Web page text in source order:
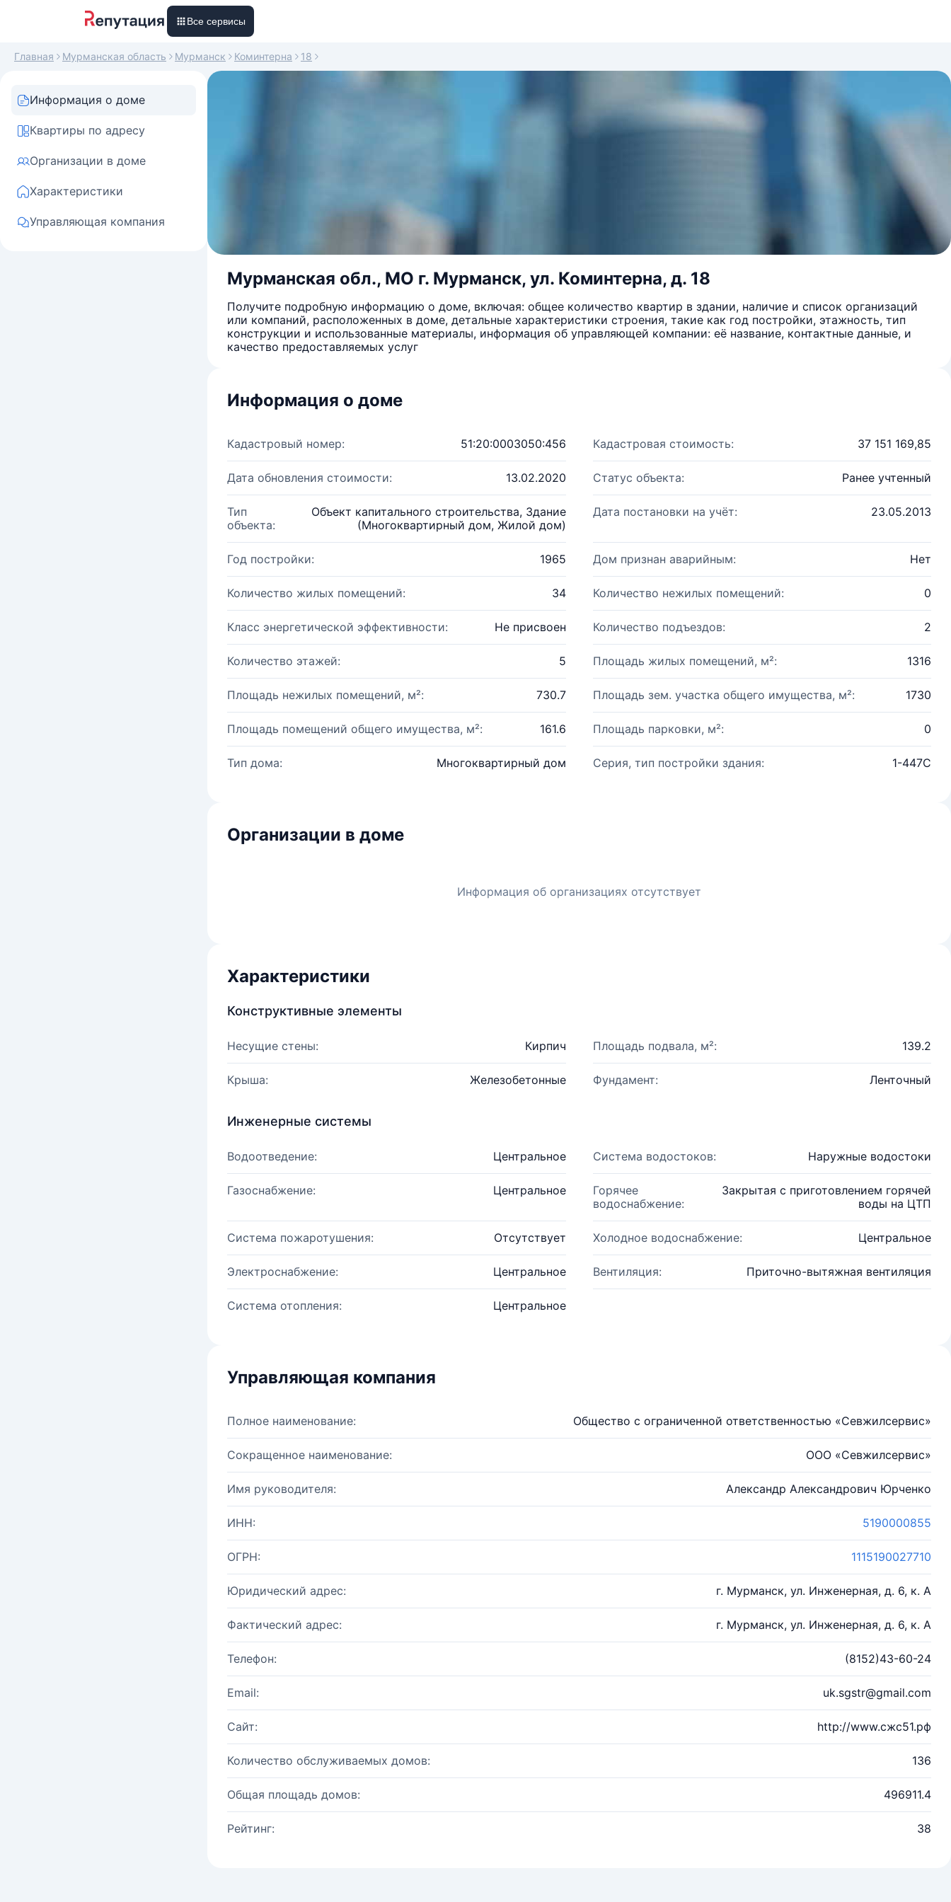
Все сервисы
Главная Мурманская область Мурманск Коминтерна 18
Информация о доме
Квартиры по адресу
Организации в доме
Характеристики
Управляющая компания
Мурманская обл., МО г. Мурманск, ул. Коминтерна, д. 18
Получите подробную информацию о доме, включая: общее количество квартир в здании, наличие и список организаций
или компаний, расположенных в доме, детальные характеристики строения, такие как год постройки, этажность, тип
конструкции и использованные материалы, информация об управляющей компании: её название, контактные данные, и
качество предоставляемых услуг
Информация о доме
Кадастровый номер: 51:20:0003050:456 Кадастровая стоимость: 37 151 169,85
Дата обновления стоимости: 13.02.2020 Статус объекта: Ранее учтенный
Тип
объекта:
Объект капитального строительства, Здание
(Многоквартирный дом, Жилой дом)
Дата постановки на учёт: 23.05.2013
Год постройки: 1965 Дом признан аварийным: Нет
Количество жилых помещений: 34 Количество нежилых помещений: 0
Класс энергетической эффективности: Не присвоен Количество подъездов: 2
Количество этажей: 5 Площадь жилых помещений, м²: 1316
Площадь нежилых помещений, м²: 730.7 Площадь зем. участка общего имущества, м²: 1730
Площадь помещений общего имущества, м²: 161.6 Площадь парковки, м²: 0
Тип дома: Многоквартирный дом Серия, тип постройки здания: 1-447С
Организации в доме
Информация об организациях отсутствует
Характеристики
Конструктивные элементы
Несущие стены: Кирпич Площадь подвала, м²: 139.2
Крыша: Железобетонные Фундамент: Ленточный
Инженерные системы
Водоотведение: Центральное Система водостоков: Наружные водостоки
Газоснабжение: Центральное
Горячее
водоснабжение:
Закрытая с приготовлением горячей
воды на ЦТП
Система пожаротушения: Отсутствует Холодное водоснабжение: Центральное
Электроснабжение: Центральное Вентиляция: Приточно-вытяжная вентиляция
Система отопления: Центральное
Управляющая компания
Полное наименование: Общество с ограниченной ответственностью «Севжилсервис»
Сокращенное наименование: ООО «Севжилсервис»
Имя руководителя: Александр Александрович Юрченко
ИНН: 5190000855
ОГРН: 1115190027710
Юридический адрес: г. Мурманск, ул. Инженерная, д. 6, к. А
Фактический адрес: г. Мурманск, ул. Инженерная, д. 6, к. А
Телефон: (8152)43-60-24
Email: uk.sgstr@gmail.com
Сайт: http://www.сжс51.рф
Количество обслуживаемых домов: 136
Общая площадь домов: 496911.4
Рейтинг: 38